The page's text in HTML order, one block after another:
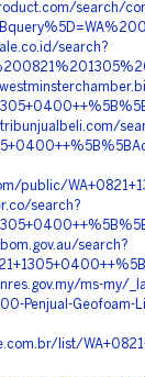
search/
search?
public/
search?
search?
ms-my/
Penjual-Geofoam-
list/